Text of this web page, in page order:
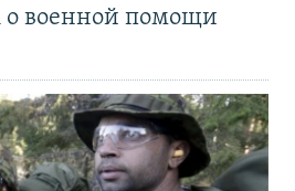
военной помощи